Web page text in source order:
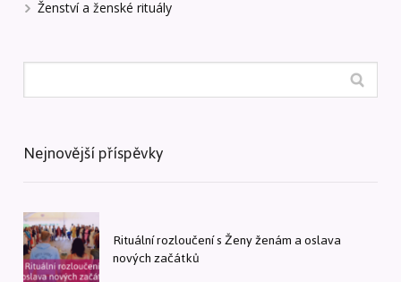
Ženství a ženské rituály
Nejnovější příspěvky
Rituální rozloučení s Ženy ženám a oslava
nových začátků